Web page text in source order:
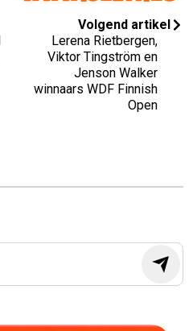
Volgend artikel
Lerena Rietbergen,
Viktor Tingström en
Jenson Walker
winnaars WDF Finnish
Open